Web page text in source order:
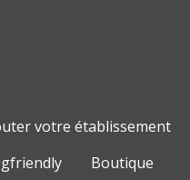
votre établissement
Boutique